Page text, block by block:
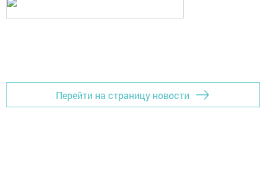
Перейти на страницу новости